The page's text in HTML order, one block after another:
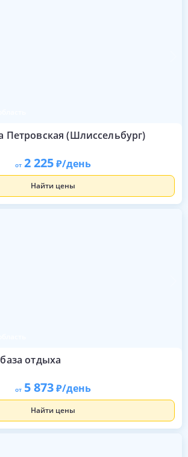
Петровская (Шлиссельбург)
от 2 225 /день
Найти цены
отдыха
от 5 873 /день
Найти цены